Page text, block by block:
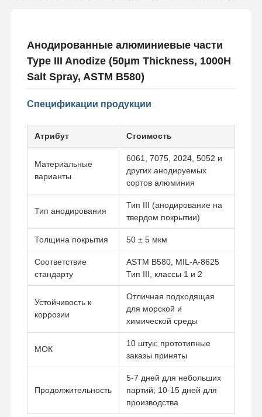
Анодированные алюминиевые части
Type III Anodize (50μm Thickness, 1000H
Salt Spray, ASTM B580)
Спецификации продукции
Атрибут Стоимость
Материальные
варианты
6061, 7075, 2024, 5052 и
других анодируемых
сортов алюминия
Тип анодирования
Тип III (анодирование на
твердом покрытии)
Толщина покрытия 50 ± 5 мкм
Соответствие
стандарту
ASTM B580, MIL-A-8625
Тип III, классы 1 и 2
Устойчивость к
коррозии
Отличная подходящая
для морской и
химической среды
МОК
10 штук; прототипные
заказы приняты
Продолжительность
5-7 дней для небольших
партий; 10-15 дней для
производства